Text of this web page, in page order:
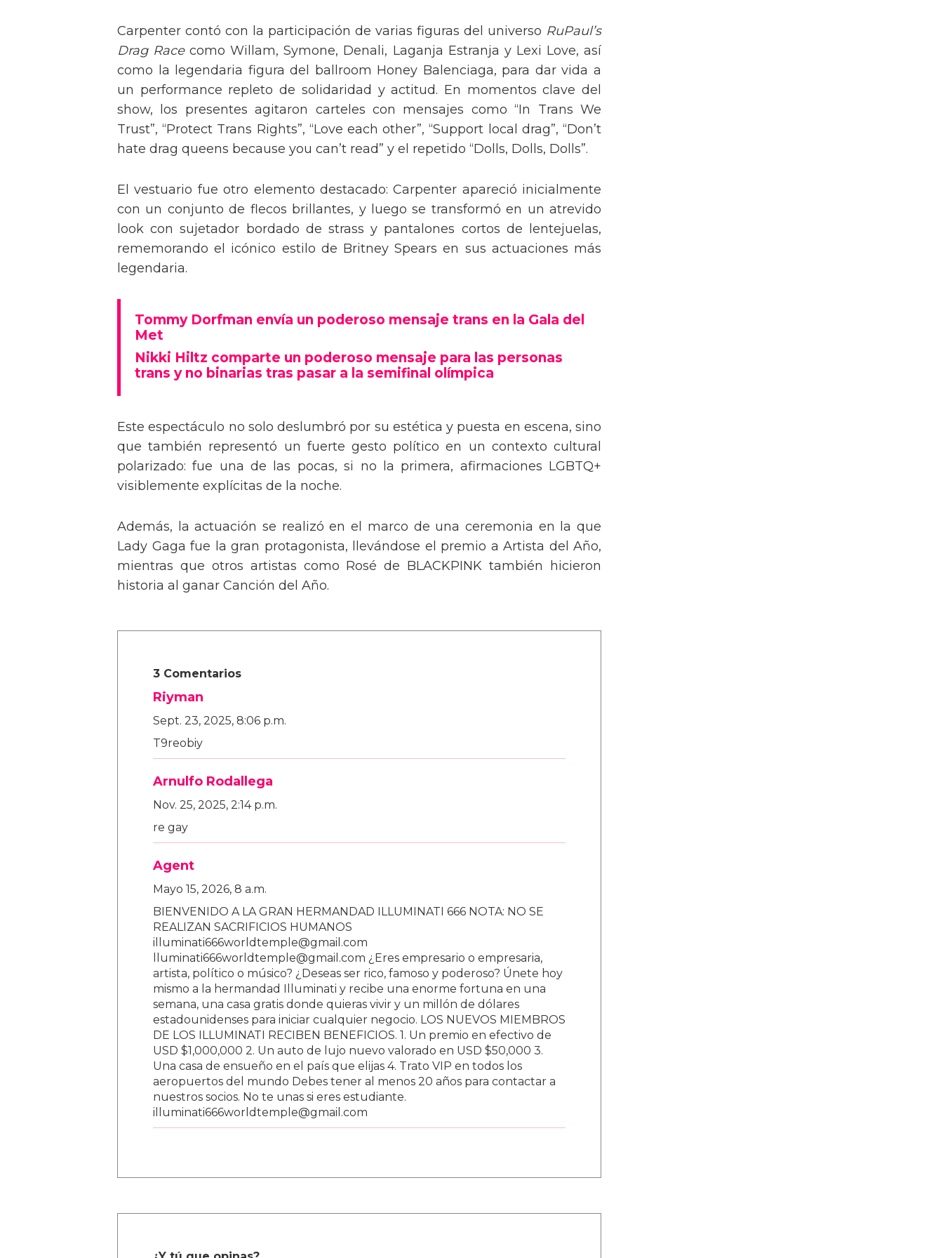
Carpenter contó con la participación de varias figuras del universo RuPaul’s
Drag Racecomo Willam, Symone, Denali, Laganja Estranja y Lexi Love, así
como la legendaria figura del ballroom Honey Balenciaga, para dar vida a
un performance repleto de solidaridad y actitud. En momentos clave del
show, los presentes agitaron carteles con mensajes como “In Trans We
Trust”, “Protect Trans Rights”, “Love each other”, “Support local drag”, “Don’t
hate drag queens because you can’t read” y el repetido “Dolls, Dolls, Dolls”.
El vestuario fue otro elemento destacado: Carpenter apareció inicialmente
con un conjunto de flecos brillantes, y luego se transformó en un atrevido
look con sujetador bordado de strass y pantalones cortos de lentejuelas,
rememorando el icónico estilo de Britney Spears en sus actuaciones más
legendaria.
Tommy Dorfman envía un poderoso mensaje trans en la Gala del
Met
Nikki Hiltz comparte un poderoso mensaje para las personas
trans y no binarias tras pasar a la semifinal olímpica
Este espectáculo no solo deslumbró por su estética y puesta en escena, sino
que también representó un fuerte gesto político en un contexto cultural
polarizado: fue una de las pocas, si no la primera, afirmaciones LGBTQ+
visiblemente explícitas de la noche.
Además, la actuación se realizó en el marco de una ceremonia en la que
Lady Gaga fue la gran protagonista, llevándose el premio a Artista del Año,
mientras que otros artistas como Rosé de BLACKPINK también hicieron
historia al ganar Canción del Año.
3 Comentarios
Riyman
Sept. 23, 2025, 8:06 p.m.
T9reobiy
Arnulfo Rodallega
Nov. 25, 2025, 2:14 p.m.
re gay
Agent
Mayo 15, 2026, 8 a.m.
BIENVENIDO A LA GRAN HERMANDAD ILLUMINATI 666 NOTA: NO SE
REALIZAN SACRIFICIOS HUMANOS
illuminati666worldtemple@gmail.com
lluminati666worldtemple@gmail.com ¿Eres empresario o empresaria,
artista, político o músico? ¿Deseas ser rico, famoso y poderoso? Únete hoy
mismo a la hermandad Illuminati y recibe una enorme fortuna en una
semana, una casa gratis donde quieras vivir y un millón de dólares
estadounidenses para iniciar cualquier negocio. LOS NUEVOS MIEMBROS
DE LOS ILLUMINATI RECIBEN BENEFICIOS. 1. Un premio en efectivo de
USD $1,000,000 2. Un auto de lujo nuevo valorado en USD $50,000 3.
Una casa de ensueño en el país que elijas 4. Trato VIP en todos los
aeropuertos del mundo Debes tener al menos 20 años para contactar a
nuestros socios. No te unas si eres estudiante.
illuminati666worldtemple@gmail.com